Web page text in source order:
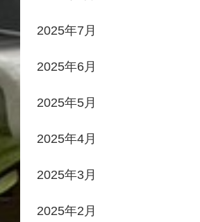
2025年7月
2025年6月
2025年5月
2025年4月
2025年3月
2025年2月